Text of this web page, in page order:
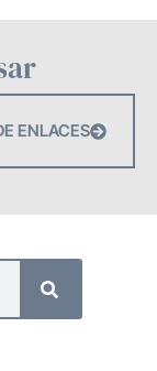
ENLACES